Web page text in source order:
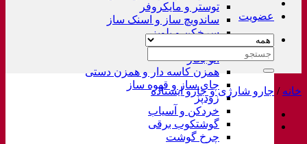
توستر و مایکروفر
ساندویچ ساز و اسنک ساز
سرخکن و پلوپز
غذاساز
اتو بخار
همزن کاسه دار و همزن دستی
چای ساز و قهوه ساز
زودپز
خردکن و آسیاب
گوشتکوب برقی
چرخ گوشت
عضویت
جستجو
خانه / جارو شارژی و جارو ایستاده